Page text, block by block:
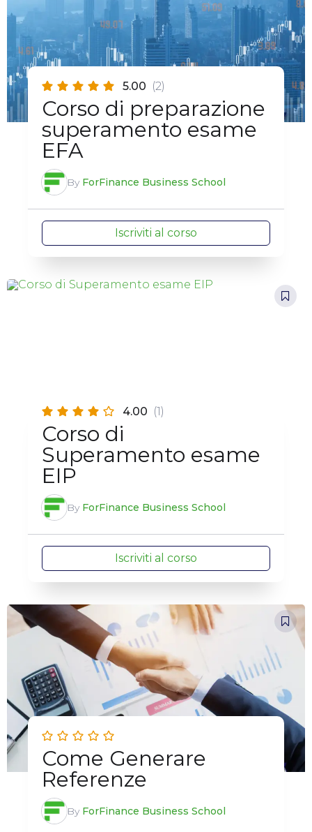
5.00 (2)
Corso di preparazione
superamento esame
EFA
By ForFinance Business School
Iscriviti al corso
4.00 (1)
Corso di
Superamento esame
EIP
By ForFinance Business School
Iscriviti al corso
Come Generare
Referenze
By ForFinance Business School